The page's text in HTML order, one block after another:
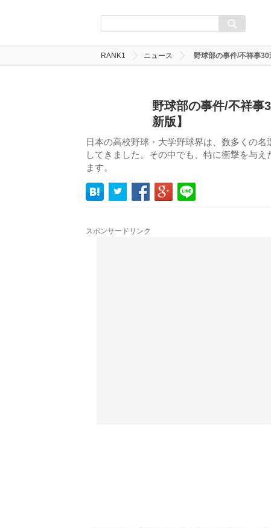
RANK1 ニュース 野球部の事件/不祥事30
野球部の事件/不祥事
新版】
日本の高校野球・大学野球界は、数多くの
してきました。その中でも、特に衝撃を与
ます。
スポンサードリンク